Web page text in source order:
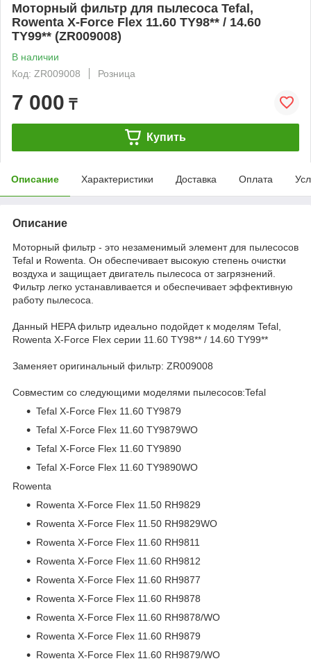
Моторный фильтр для пылесоса Tefal,
Rowenta X-Force Flex 11.60 TY98** / 14.60
TY99** (ZR009008)
В наличии
Код: ZR009008
Розница
7 000 ₸
Купить
Описание Характеристики Доставка Оплата
Описание
Моторный фильтр - это незаменимый элемент для пылесосов
Tefal и Rowenta. Он обеспечивает высокую степень очистки
воздуха и защищает двигатель пылесоса от загрязнений.
Фильтр легко устанавливается и обеспечивает эффективную
работу пылесоса.
Данный HEPA фильтр идеально подойдет к моделям Tefal,
Rowenta X-Force Flex серии 11.60 TY98** / 14.60 TY99**
Заменяет оригинальный фильтр: ZR009008
Совместим со следующими моделями пылесосов:Tefal
Tefal X-Force Flex 11.60 TY9879
Tefal X-Force Flex 11.60 TY9879WO
Tefal X-Force Flex 11.60 TY9890
Tefal X-Force Flex 11.60 TY9890WO
Rowenta
Rowenta X-Force Flex 11.50 RH9829
Rowenta X-Force Flex 11.50 RH9829WO
Rowenta X-Force Flex 11.60 RH9811
Rowenta X-Force Flex 11.60 RH9812
Rowenta X-Force Flex 11.60 RH9877
Rowenta X-Force Flex 11.60 RH9878
Rowenta X-Force Flex 11.60 RH9878/WO
Rowenta X-Force Flex 11.60 RH9879
Rowenta X-Force Flex 11.60 RH9879/WO